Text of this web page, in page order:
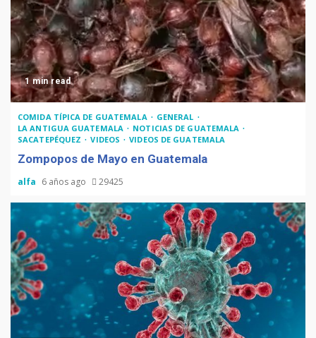
1 min read
COMIDA TÍPICA DE GUATEMALA
GENERAL
LA ANTIGUA GUATEMALA
NOTICIAS DE GUATEMALA
SACATEPÉQUEZ
VIDEOS VIDEOS DE GUATEMALA
Zompopos de Mayo en Guatemala
alfa 6 años ago 29425